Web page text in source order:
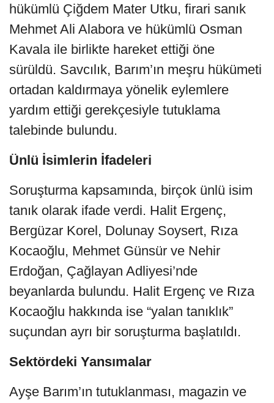
hükümlü Çiğdem Mater Utku, firari sanık
Mehmet Ali Alabora ve hükümlü Osman
Kavala ile birlikte hareket ettiği öne
sürüldü. Savcılık, Barım’ın meşru hükümeti
ortadan kaldırmaya yönelik eylemlere
yardım ettiği gerekçesiyle tutuklama
talebinde bulundu.
Ünlü İsimlerin İfadeleri
Soruşturma kapsamında, birçok ünlü isim
tanık olarak ifade verdi. Halit Ergenç,
Bergüzar Korel, Dolunay Soysert, Rıza
Kocaoğlu, Mehmet Günsür ve Nehir
Erdoğan, Çağlayan Adliyesi’nde
beyanlarda bulundu. Halit Ergenç ve Rıza
Kocaoğlu hakkında ise “yalan tanıklık”
suçundan ayrı bir soruşturma başlatıldı.
Sektördeki Yansımalar
Ayşe Barım’ın tutuklanması, magazin ve